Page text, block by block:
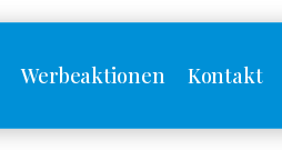
Werbeaktionen Kontakt